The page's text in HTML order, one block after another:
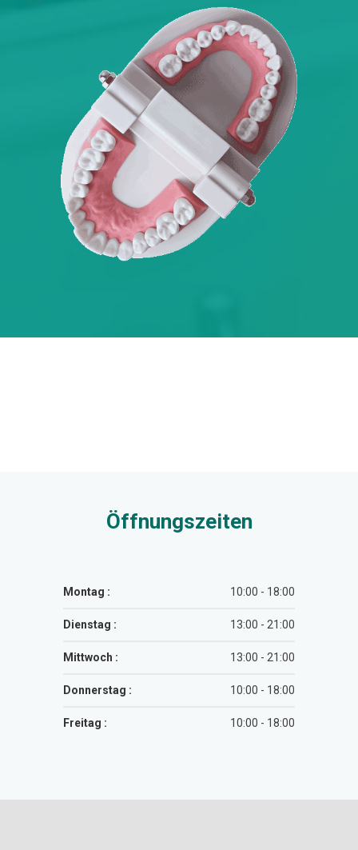
Öffnungszeiten
Montag : 10:00 - 18:00
Dienstag : 13:00 - 21:00
Mittwoch : 13:00 - 21:00
Donnerstag : 10:00 - 18:00
Freitag : 10:00 - 18:00